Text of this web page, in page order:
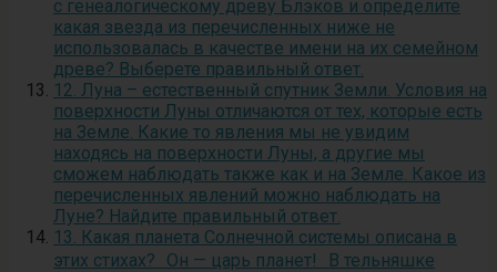
с генеалогическому древу Блэков и определите
какая звезда из перечисленных ниже не
использовалась в качестве имени на их семейном
древе? Выберете правильный ответ.
12. Луна – естественный спутник Земли. Условия на
поверхности Луны отличаются от тех, которые есть
на Земле. Какие то явления мы не увидим
находясь на поверхности Луны, а другие мы
сможем наблюдать также как и на Земле. Какое из
перечисленных явлений можно наблюдать на
Луне? Найдите правильный ответ.
13. Какая планета Солнечной системы описана в
этих стихах? Он — царь планет! В тельняшке